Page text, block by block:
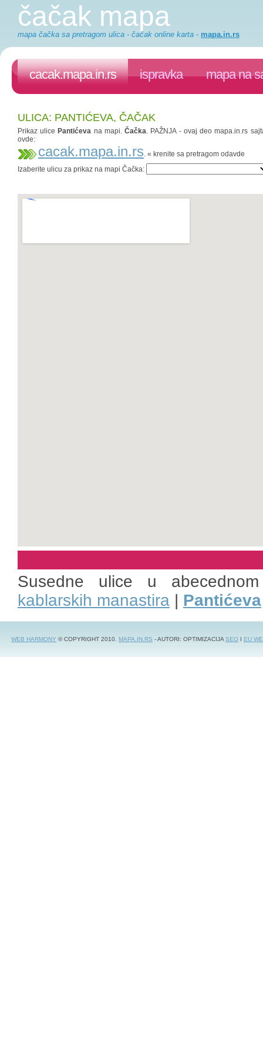
čačak mapa
mapa čačka sa pretragom ulica - čačak online karta - mapa.in.rs
cacak.mapa.in.rs ispravka mapa na
ULICA: PANTIĆEVA, ČAČAK
Prikaz ulice Pantićeva na mapi.Čačka. PAŽNJA - ovaj deo mapa.in.rs
ovde:
cacak.mapa.in.rs. « krenite sa pretragom odavde
Izaberite ulicu za prikaz na mapi Čačka:
Susedne ulice u
kablarskih manastira | Pantićeva
WEB HARMONY © COPYRIGHT 2010. MAPA.IN.RS - AUTORI: OPTIMIZACIJASEO I EU